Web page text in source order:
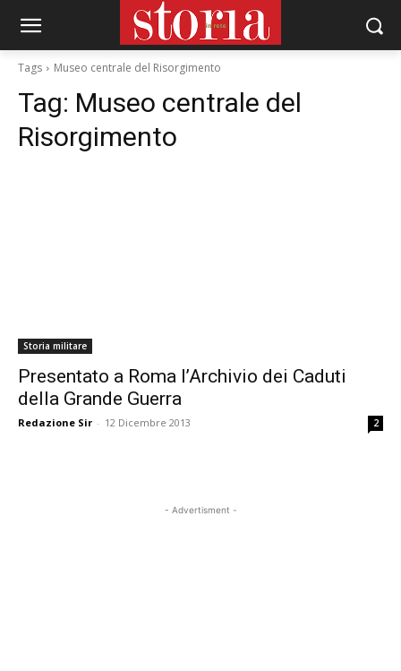
Tags Museo centrale del Risorgimento
Tag: Museo centrale del
Risorgimento
Storia militare
Presentato a Roma l’Archivio dei Caduti
della Grande Guerra
Redazione Sir - 12 Dicembre 2013 2
- Advertisment -